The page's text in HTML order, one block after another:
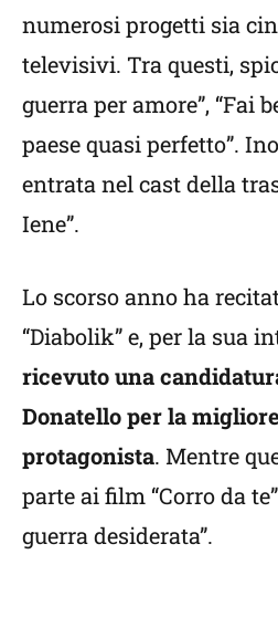
numerosi progetti sia
televisivi. Tra questi,
guerra per amore”, “Fai
paese quasi perfetto”.
entrata nel cast della
Iene”.
Lo scorso anno ha
“Diabolik” e, per la sua
ricevuto una
Donatello per la
protagonista. Mentre
parte ai film “Corro da
guerra desiderata”.